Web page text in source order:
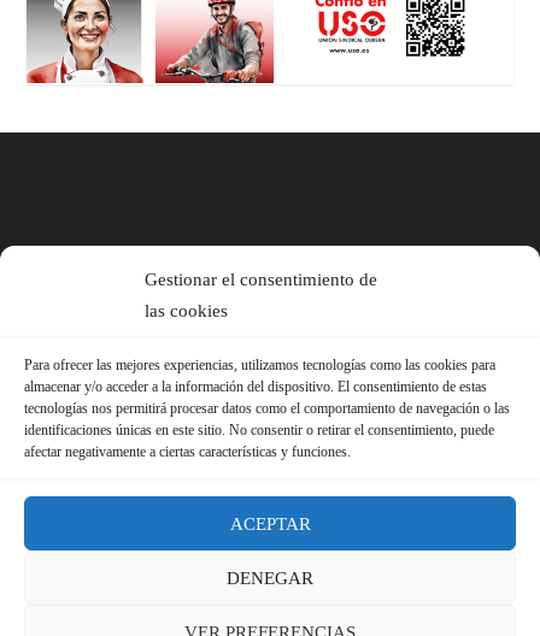
Gestionar el consentimiento de
las cookies
Para ofrecer las mejores experiencias, utilizamos tecnologías como las cookies para
almacenar y/o acceder a la información del dispositivo. El consentimiento de estas
tecnologías nos permitirá procesar datos como el comportamiento de navegación o las
identificaciones únicas en este sitio. No consentir o retirar el consentimiento, puede
afectar negativamente a ciertas características y funciones.
ACEPTAR
DENEGAR
VER PREFERENCIAS